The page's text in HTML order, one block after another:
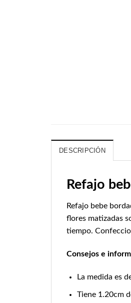
DESCRIPCIÓN
Refajo
Refajo bebe
flores matizadas
tiempo.
Consejos e
La medida es
Tiene 1.20cm